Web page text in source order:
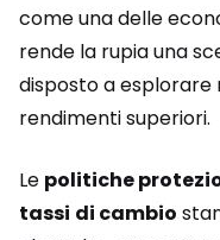
come una delle
rende la rupia una
disposto a
rendimenti superiori.
Le politiche
tassi di cambio